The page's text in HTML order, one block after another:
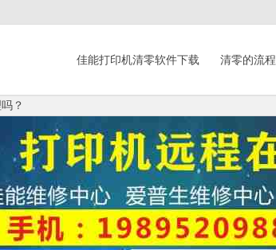
佳能打印机清零软件下载 清零的流程
？